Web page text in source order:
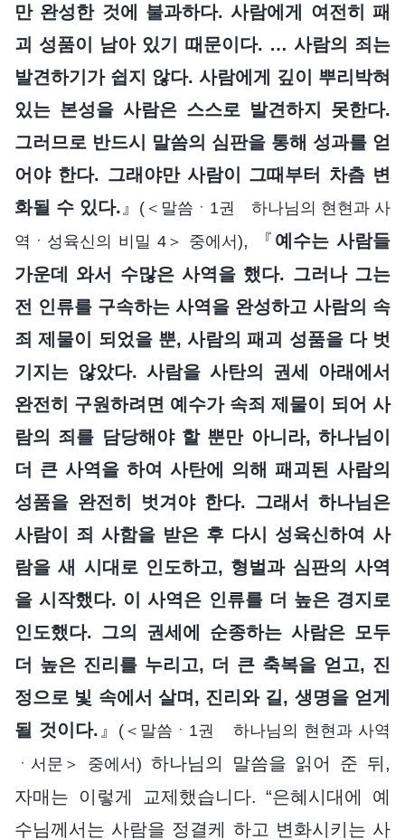
만 완성한 것에 불과하다. 사람에게 여전히 패
괴 성품이 남아 있기 때문이다. … 사람의 죄는
발견하기가 쉽지 않다. 사람에게 깊이 뿌리박혀
있는 본성을 사람은 스스로 발견하지 못한다.
그러므로 반드시 말씀의 심판을 통해 성과를 얻
어야 한다. 그래야만 사람이 그때부터 차츰 변
화될 수 있다. 』 (＜말씀ㆍ1권 하나님의 현현과 사
역ㆍ성육신의 비밀 4＞ 중에서), 『 예수는 사람들
가운데 와서 수많은 사역을 했다. 그러나 그는
전 인류를 구속하는 사역을 완성하고 사람의 속
죄 제물이 되었을 뿐, 사람의 패괴 성품을 다 벗
기지는 않았다. 사람을 사탄의 권세 아래에서
완전히 구원하려면 예수가 속죄 제물이 되어 사
람의 죄를 담당해야 할 뿐만 아니라, 하나님이
더 큰 사역을 하여 사탄에 의해 패괴된 사람의
성품을 완전히 벗겨야 한다. 그래서 하나님은
사람이 죄 사함을 받은 후 다시 성육신하여 사
람을 새 시대로 인도하고, 형벌과 심판의 사역
을 시작했다. 이 사역은 인류를 더 높은 경지로
인도했다. 그의 권세에 순종하는 사람은 모두
더 높은 진리를 누리고, 더 큰 축복을 얻고, 진
정으로 빛 속에서 살며, 진리와 길, 생명을 얻게
될 것이다. 』 (＜말씀ㆍ1권 하나님의 현현과 사역
ㆍ서문＞ 중에서) 하나님의 말씀을 읽어 준 뒤,
자매는 이렇게 교제했습니다. “은혜시대에 예
수님께서는 사람을 정결케 하고 변화시키는 사